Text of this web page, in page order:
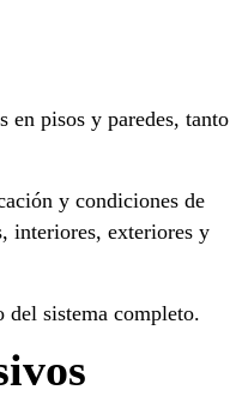
en pisos y paredes, tanto
y condiciones de
interiores, exteriores y
sistema completo.